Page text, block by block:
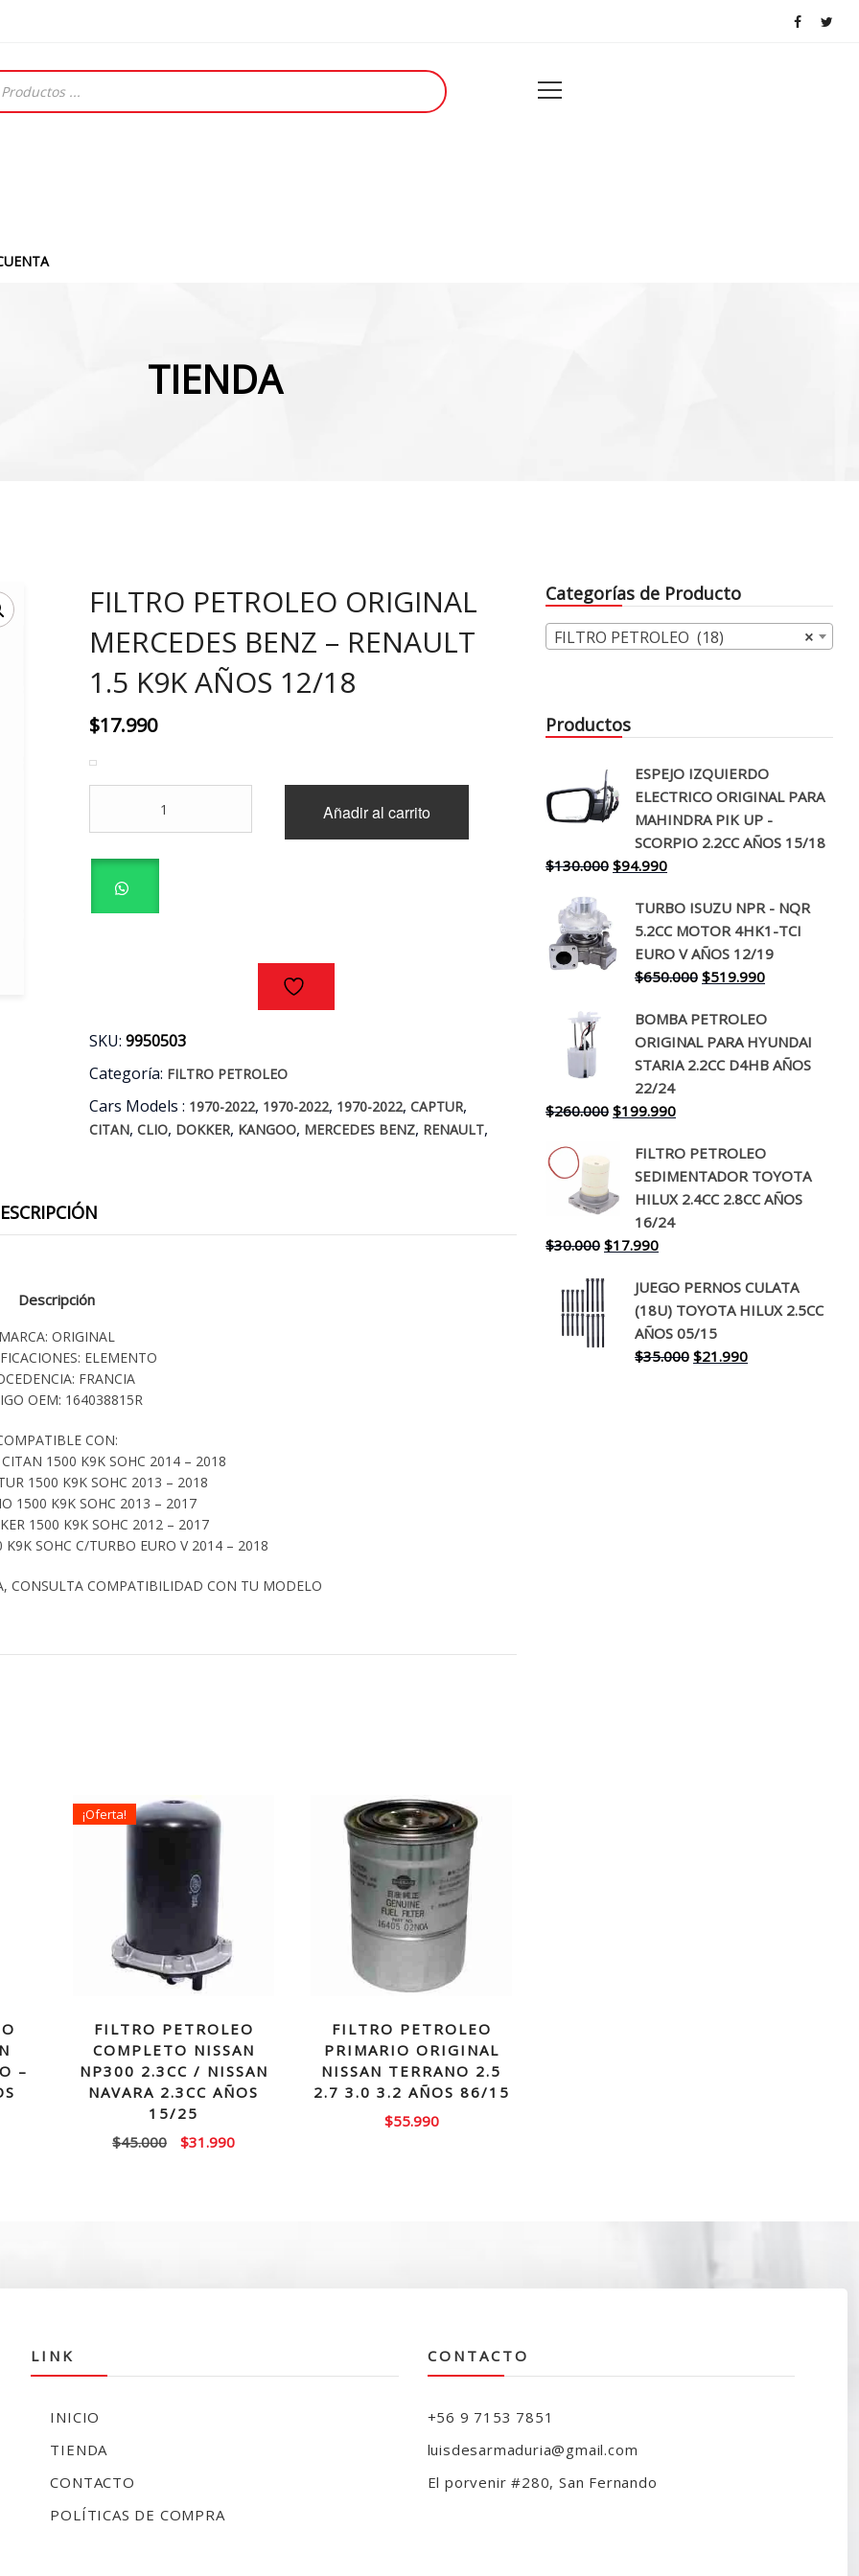
TIENDA
FILTRO PETROLEO ORIGINAL
MERCEDES BENZ – RENAULT
1.5 K9K AÑOS 12/18
$17.990
ORIGINAL
MERCEDES
RENAULT
Añadir al carrito
SKU:9950503
Categoría: FILTRO PETROLEO
Cars Models : 1970-2022, 1970-2022, 1970-2022,CAPTUR,
CITAN,CLIO, DOKKER, KANGOO, MERCEDES BENZ, RENAULT,
Descripción
ORIGINAL
ELEMENTO
FRANCIA
OEM: 164038815R
CON:
1500 K9K SOHC 2014 – 2018
1500 K9K SOHC 2013 – 2018
1500 K9K SOHC 2013 – 2017
1500 K9K SOHC 2012 – 2017
SOHC C/TURBO EURO V 2014 – 2018
CONSULTA COMPATIBILIDAD CON TU MODELO
–
¡Oferta!
FILTRO PETROLEO
COMPLETO NISSAN
NP300 2.3CC / NISSAN
NAVARA 2.3CC AÑOS
15/25
$45.000
El
$31.990El
FILTRO PETROLEO
PRIMARIO ORIGINAL
NISSAN TERRANO 2.5
2.7 3.0 3.2 AÑOS 86/15
$55.990
Categorías de Producto
×
FILTRO PETROLEO (18)
Productos
ESPEJO IZQUIERDO
ELECTRICO ORIGINAL PARA
MAHINDRA PIK UP -
SCORPIO 2.2CC AÑOS 15/18
$130.000 El
original
era:
$130.000.
$94.990El
actual
es:
$94.990.
TURBO ISUZU NPR - NQR
5.2CC MOTOR 4HK1-TCI
EURO V AÑOS 12/19
$650.000 El
original
era:
$650.000.
$519.990El
actual
es:
$519.990.
BOMBA PETROLEO
ORIGINAL PARA HYUNDAI
STARIA 2.2CC D4HB AÑOS
22/24
$260.000 El
original
era:
$260.000.
$199.990El
actual
es:
$199.990.
FILTRO PETROLEO
SEDIMENTADOR TOYOTA
HILUX 2.4CC 2.8CC AÑOS
16/24
$30.000 El
original
era:
$30.000.
$17.990El
actual
es:
$17.990.
JUEGO PERNOS CULATA
(18U) TOYOTA HILUX 2.5CC
AÑOS 05/15
$35.000 El
$21.990El
LINK
INICIO
TIENDA
CONTACTO
POLÍTICAS DE COMPRA
CONTACTO
+56 9 7153 7851
luisdesarmaduria@gmail.com
El porvenir #280, San Fernando